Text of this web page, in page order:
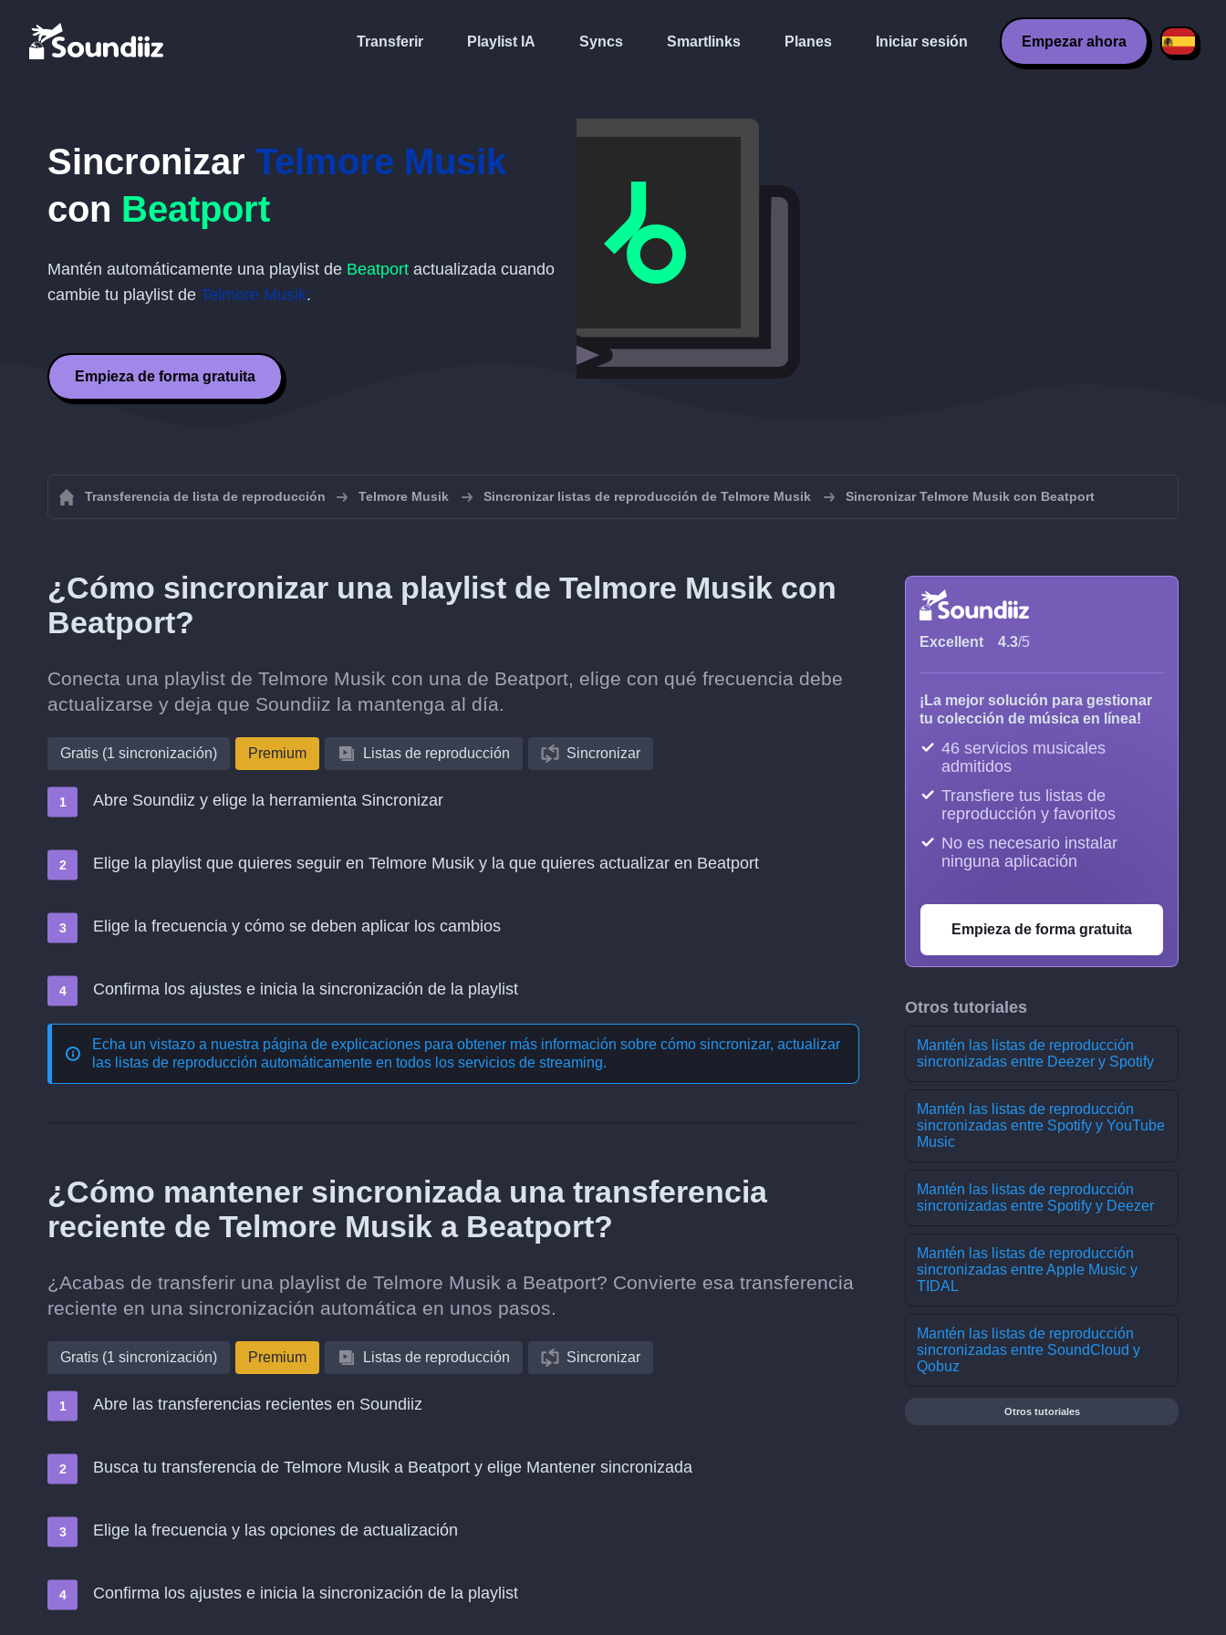
Transferir Playlist IA Syncs Smartlinks Planes Iniciar sesión Empezar ahora
Sincronizar Telmore Musik
con Beatport
Mantén automáticamente una playlist de Beatport actualizada cuando
cambie tu playlist de Telmore Musik.
Empieza de forma gratuita
Transferencia de lista de reproducción Telmore Musik Sincronizar listas de reproducción de Telmore Musik Sincronizar Telmore Musik con Beatport
¿Cómo sincronizar una playlist de Telmore Musik con
Beatport?
Conecta una playlist de Telmore Musik con una de Beatport, elige con qué frecuencia debe
actualizarse y deja que Soundiiz la mantenga al día.
Gratis (1 sincronización) Premium Listas de reproducción Sincronizar
Abre Soundiiz y elige la herramienta Sincronizar
Elige la playlist que quieres seguir en Telmore Musik y la que quieres actualizar en Beatport
Elige la frecuencia y cómo se deben aplicar los cambios
Confirma los ajustes e inicia la sincronización de la playlist
Echa un vistazo a nuestra página de explicaciones para obtener más información sobre cómo sincronizar, actualizar
las listas de reproducción automáticamente en todos los servicios de streaming.
¿Cómo mantener sincronizada una transferencia
reciente de Telmore Musik a Beatport?
¿Acabas de transferir una playlist de Telmore Musik a Beatport? Convierte esa transferencia
reciente en una sincronización automática en unos pasos.
Gratis (1 sincronización) Premium Listas de reproducción Sincronizar
Abre las transferencias recientes en Soundiiz
Busca tu transferencia de Telmore Musik a Beatport y elige Mantener sincronizada
Elige la frecuencia y las opciones de actualización
Confirma los ajustes e inicia la sincronización de la playlist
Excellent 4.3/5
¡La mejor solución para gestionar
tu colección de música en línea!
46 servicios musicales
admitidos
Transfiere tus listas de
reproducción y favoritos
No es necesario instalar
ninguna aplicación
Empieza de forma gratuita
Otros tutoriales
Mantén las listas de reproducción
sincronizadas entre Deezer y Spotify
Mantén las listas de reproducción
sincronizadas entre Spotify y YouTube
Music
Mantén las listas de reproducción
sincronizadas entre Spotify y Deezer
Mantén las listas de reproducción
sincronizadas entre Apple Music y
TIDAL
Mantén las listas de reproducción
sincronizadas entre SoundCloud y
Qobuz
Otros tutoriales